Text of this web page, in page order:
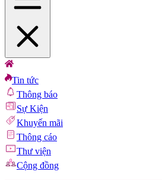
Tin tức
Thông báo
Sự Kiện
Khuyến mãi
Thông cáo
Thư viện
Cộng đồng